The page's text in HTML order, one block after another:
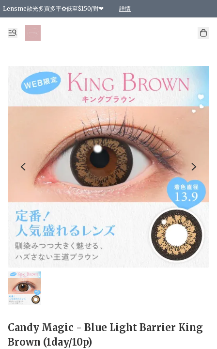
Lensme散光多買多平✿低至$150/對❤ 詳情
台灣Karacon⁩✧日拋 特價清貨❁⃘
日本韓國多款日/月拋現貨☼ 特價❤︎數量有限 售完即止
🇰🇷韓國多款月拋現貨 特價兩對$99✿數量有限 售完即止♫
精選商品，任選買2件或以上9 折；買4件或以上85 折；買6件或以上8 折
精選商品，任選買2件HKD 140.00；買4件HKD 260.00
精選商品，任選買2件HKD 190.00；買4件HKD 360.00
精選商品，任選買2件HKD 110.00；買4件HKD 180.00
精選商品，任選買2件HKD 170.00；買4件HKD 320.00
精選商品，任選買2件或以上減HKD 148.00
精選商品，任選買2件或以上減HKD 148.00
精選商品，任選買2件或以上95 折；買4件或以上9 折；買6件或以上85 折；買8件
精選商品，任選買12件或以上87 折
精選商品，任選買2件或以上減HKD 16.00；買4件或以上減HKD 32.00；買6
精選商品，任選買2件或以上95 折；買4件或以上9 折；買8件或以上85 折；買12
購物滿 HKD 800.00即享免運費優惠！（適用於 特定的送貨方式 )
Candy Magic - Blue Light Barrier King
Brown (1day/10p)